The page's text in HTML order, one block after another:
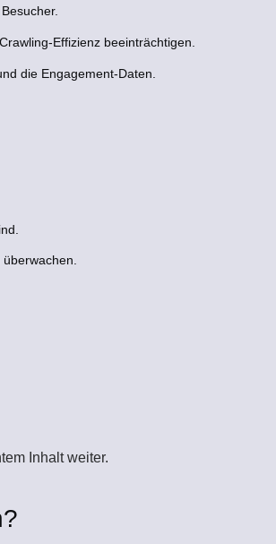
Effizienz beeinträchtigen.
die Engagement-Daten.
Inhalt weiter.